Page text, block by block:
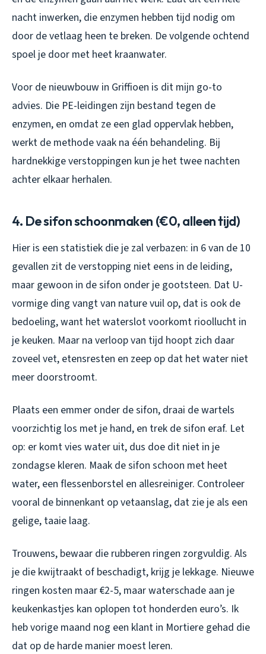
nacht inwerken, die enzymen hebben tijd nodig om
door de vetlaag heen te breken. De volgende ochtend
spoel je door met heet kraanwater.
Voor de nieuwbouw in Griffioen is dit mijn go-to
advies. Die PE-leidingen zijn bestand tegen de
enzymen, en omdat ze een glad oppervlak hebben,
werkt de methode vaak na één behandeling. Bij
hardnekkige verstoppingen kun je het twee nachten
achter elkaar herhalen.
4. De sifon schoonmaken (€0, alleen tijd)
Hier is een statistiek die je zal verbazen: in 6 van de 10
gevallen zit de verstopping niet eens in de leiding,
maar gewoon in de sifon onder je gootsteen. Dat U-
vormige ding vangt van nature vuil op, dat is ook de
bedoeling, want het waterslot voorkomt rioollucht in
je keuken. Maar na verloop van tijd hoopt zich daar
zoveel vet, etensresten en zeep op dat het water niet
meer doorstroomt.
Plaats een emmer onder de sifon, draai de wartels
voorzichtig los met je hand, en trek de sifon eraf. Let
op: er komt vies water uit, dus doe dit niet in je
zondagse kleren. Maak de sifon schoon met heet
water, een flessenborstel en allesreiniger. Controleer
vooral de binnenkant op vetaanslag, dat zie je als een
gelige, taaie laag.
Trouwens, bewaar die rubberen ringen zorgvuldig. Als
je die kwijtraakt of beschadigt, krijg je lekkage. Nieuwe
ringen kosten maar €2-5, maar waterschade aan je
keukenkastjes kan oplopen tot honderden euro’s. Ik
heb vorige maand nog een klant in Mortiere gehad die
dat op de harde manier moest leren.